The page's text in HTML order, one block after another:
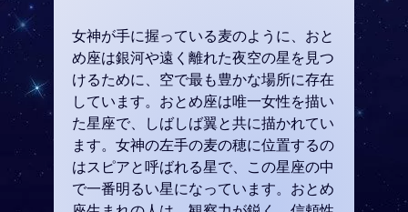
女神が手に握っている麦のように、おと
め座は銀河や遠く離れた夜空の星を見つ
けるために、空で最も豊かな場所に存在
しています。おとめ座は唯一女性を描い
た星座で、しばしば翼と共に描かれてい
ます。女神の左手の麦の穂に位置するの
はスピアと呼ばれる星で、この星座の中
で一番明るい星になっています。おとめ